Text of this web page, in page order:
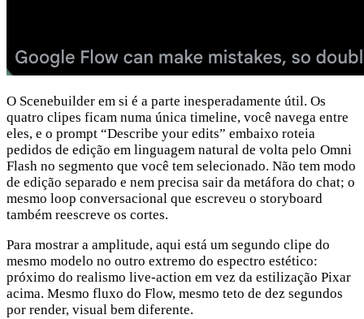
O Scenebuilder em si é a parte inesperadamente útil. Os
quatro clipes ficam numa única timeline, você navega entre
eles, e o prompt “Describe your edits” embaixo roteia
pedidos de edição em linguagem natural de volta pelo Omni
Flash no segmento que você tem selecionado. Não tem modo
de edição separado e nem precisa sair da metáfora do chat; o
mesmo loop conversacional que escreveu o storyboard
também reescreve os cortes.
Para mostrar a amplitude, aqui está um segundo clipe do
mesmo modelo no outro extremo do espectro estético:
próximo do realismo live-action em vez da estilização Pixar
acima. Mesmo fluxo do Flow, mesmo teto de dez segundos
por render, visual bem diferente.